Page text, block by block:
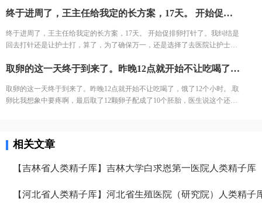
身体之后，我对自己有信心。 医生也就没说什么，直接签了风险书，等着隔
之后我直接回家了。
我，万般无奈下，我踏上了试管的旅途。 我拉着老公来到了郑大三附院的生
手上的纸张，一个窗口一个窗口的去检查了。这样检查的日子，一直持续了
一个月，所有检查结果才凑齐。
终于进周了，王主任给我定的长方案，17天。 开始促排卵打针了。我纠结是回去打针还是让护士打，算了，为了确保万一，还是选择了去医院让护士打。今天去打针的人还是挺多的，再有耐心的护士也无法保持笑脸。给我打针的护士进到注射室的时候，满脸疲惫，但是还是耐心的给我打针了!
终于进周了，王主任给我定的长方案，17天。 开始促排卵打针了。我纠结是
回去打针还是让护士打，算了，为了确保万一，还是选择了去医院让护士
针的护士进到注射室的时候，满脸疲惫，但是还是耐心的给我打针了!
取卵的这一天终于到来了。昨晚12点就开始不让吃喝了，饿了12个小时。.取卵比我想象中要疼啊，最后取了12颗卵子配成了10个胚胎，医生说这个还是不错的结果了，我也不知道算好不算，但是我尽力了啊。医生建议我继续养囊。没想到配成了5个囊胚！太高兴了，今天我要吃点好吃的庆祝下。
取卵的这一天终于到来了。昨晚12点就开始不让吃喝了，饿了12个小时。.取
卵比我想象中要疼啊，最后取了12颗卵子配成了10个胚胎，医生说这个还是
相关文章
【吉林省人类精子库】吉林大学白求恩第一医院人类精子库
【河北省人类精子库】河北省生殖医院（研究院）人类精子